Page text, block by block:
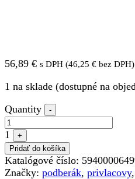
56,89 € s DPH (46,25 € bez DPH)
1 na sklade (dostupné na
Quantity
-
1
+
Pridať do košíka
Katalógové číslo:
Značky: podberák, privlacovy,